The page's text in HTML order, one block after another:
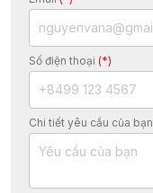
Số điện thoại (*)
Chi tiết yêu cầu của bạn